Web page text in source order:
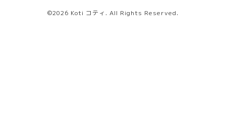
©2026 Koti コティ . All Rights Reserved.